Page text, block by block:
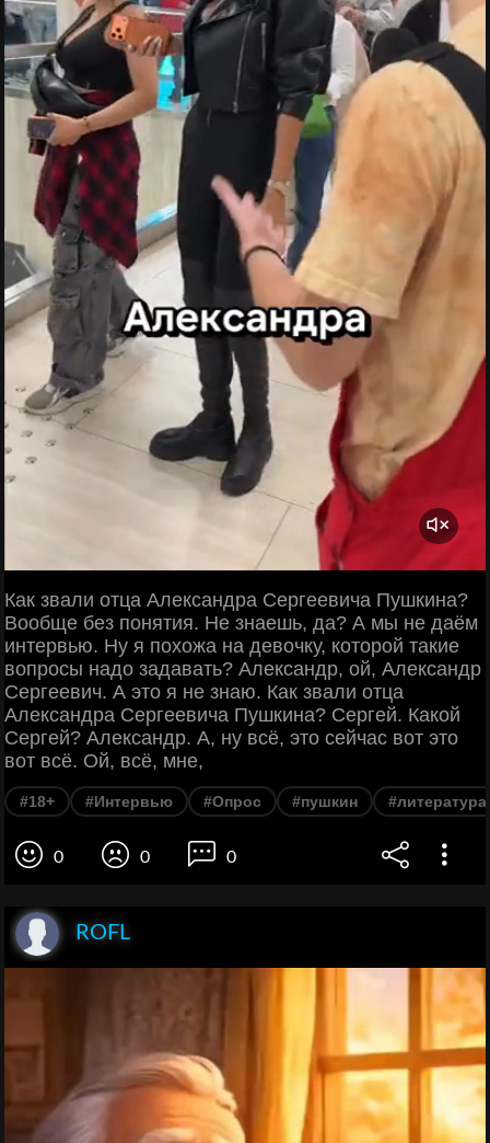
Как звали отца Александра Сергеевича Пушкина?
Вообще без понятия. Не знаешь, да? А мы не даём
интервью. Ну я похожа на девочку, которой такие
вопросы надо задавать? Александр, ой, Александр
Сергеевич. А это я не знаю. Как звали отца
Александра Сергеевича Пушкина? Сергей. Какой
Сергей? Александр. А, ну всё, это сейчас вот это
вот всё. Ой, всё, мне,
#18+ #Интервью #Опрос #пушкин #литература
0 0 0
ROFL